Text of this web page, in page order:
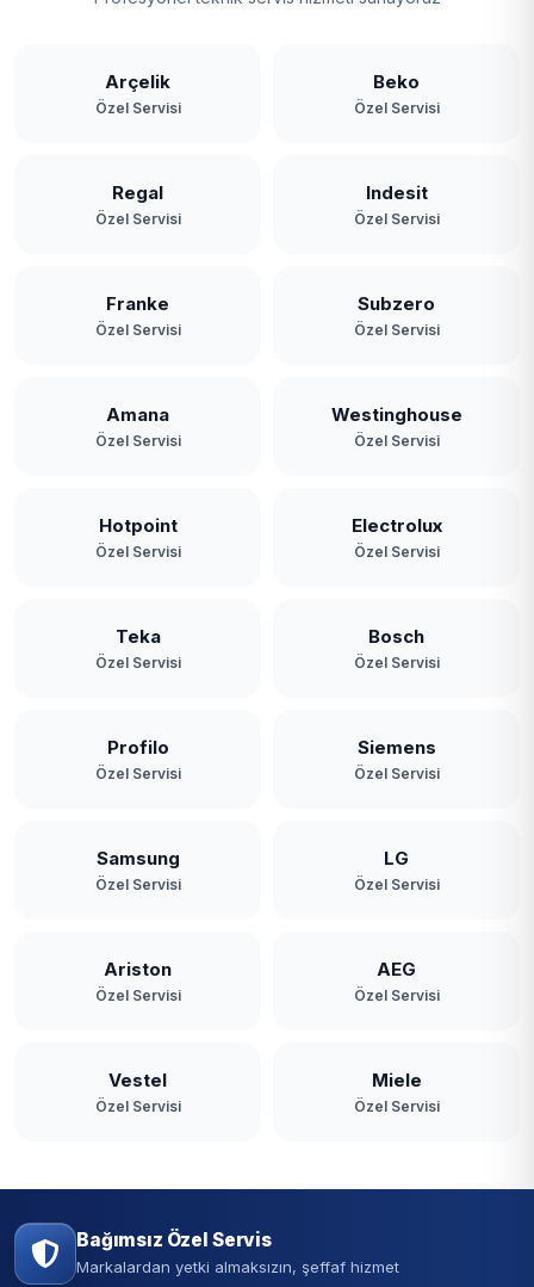
Arçelik
Özel Servisi
Beko
Özel Servisi
Regal
Özel Servisi
Indesit
Özel Servisi
Franke
Özel Servisi
Subzero
Özel Servisi
Amana
Özel Servisi
Westinghouse
Özel Servisi
Hotpoint
Özel Servisi
Electrolux
Özel Servisi
Teka
Özel Servisi
Bosch
Özel Servisi
Profilo
Özel Servisi
Siemens
Özel Servisi
Samsung
Özel Servisi
LG
Özel Servisi
Ariston
Özel Servisi
AEG
Özel Servisi
Vestel
Özel Servisi
Miele
Özel Servisi
Bağımsız Özel Servis
Markalardan yetki almaksızın, şeffaf hizmet